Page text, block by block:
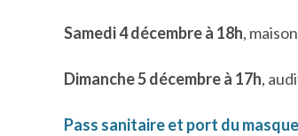
Samedi 4 décembre à 18h,
Dimanche 5 décembre à 17h,
Pass sanitaire et port du